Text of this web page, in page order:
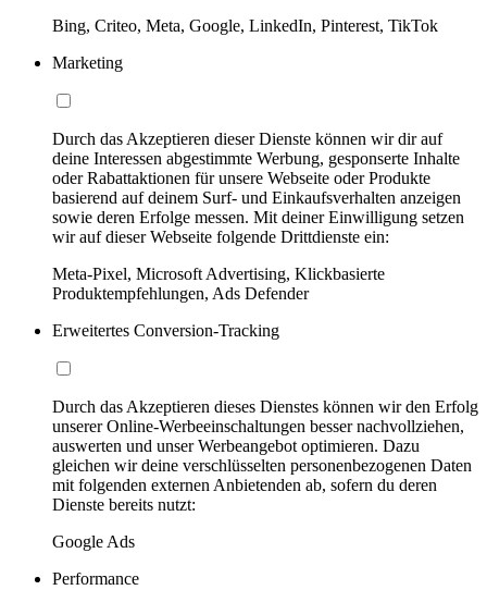
Bing, Criteo, Meta, Google, LinkedIn, Pinterest, TikTok
Marketing
Durch das Akzeptieren dieser Dienste können wir dir auf
deine Interessen abgestimmte Werbung, gesponserte Inhalte
oder Rabattaktionen für unsere Webseite oder Produkte
basierend auf deinem Surf- und Einkaufsverhalten anzeigen
sowie deren Erfolge messen. Mit deiner Einwilligung setzen
wir auf dieser Webseite folgende Drittdienste ein:
Meta-Pixel, Microsoft Advertising, Klickbasierte
Produktempfehlungen, Ads Defender
Erweitertes Conversion-Tracking
Durch das Akzeptieren dieses Dienstes können wir den Erfolg
unserer Online-Werbeeinschaltungen besser nachvollziehen,
auswerten und unser Werbeangebot optimieren. Dazu
gleichen wir deine verschlüsselten personenbezogenen Daten
mit folgenden externen Anbietenden ab, sofern du deren
Dienste bereits nutzt:
Google Ads
Performance